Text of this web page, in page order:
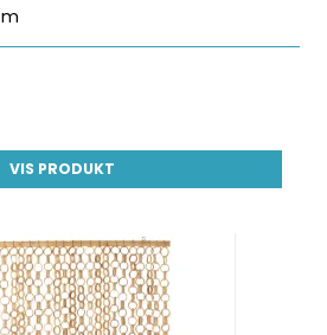
VIS PRODUKT